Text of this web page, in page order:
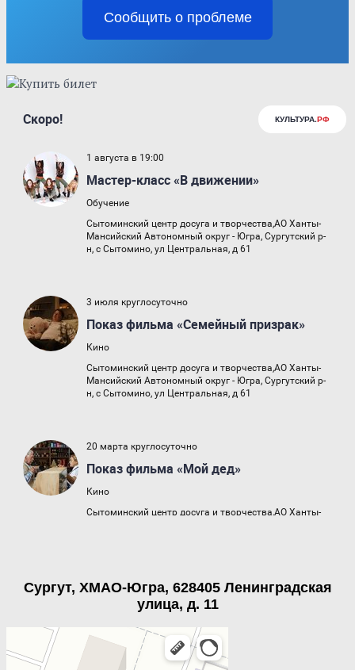
Сообщить о проблеме
Сургут, ХМАО-Югра, 628405 Ленинградская
улица, д. 11